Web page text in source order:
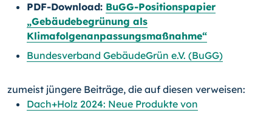
PDF-Download: BuGG-Positionspapier
„Gebäudebegrünung als
Klimafolgenanpassungsmaßnahme“
Bundesverband GebäudeGrün e.V. (BuGG)
zumeist jüngere Beiträge, die auf diesen verweisen:
Dach+Holz 2024: Neue Produkte von